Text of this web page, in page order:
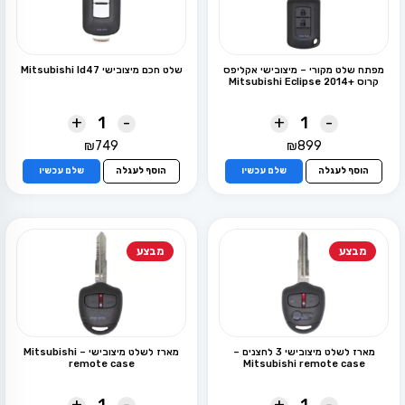
מפתח שלט מקורי – מיצובישי אקליפס
קרוס +Mitsubishi Eclipse 2014
-
+
₪899
הוסף לעגלה שלם עכשיו
שלט חכם מיצובישי Mitsubishi Id47
-
+
₪749
הוסף לעגלה שלם עכשיו
מבצע
מארז לשלט מיצובישי 3 לחצנים –
Mitsubishi remote case
מבצע
מארז לשלט מיצובישי – Mitsubishi
remote case